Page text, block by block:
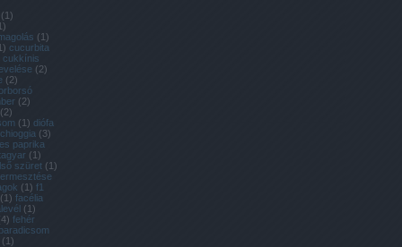
(1)
)
(1)
) cucurbita
cukkínis
(2)
(2)
(2)
(2)
(1) diófa
(3)
paprika
(1)
szüret (1)
(1) f1
(1) facélia
(1)
4) fehér
(1)